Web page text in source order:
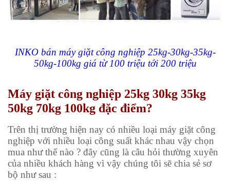
INKO bán máy giặt công nghiệp 25kg-30kg-35kg-
50kg-100kg giá từ 100 triệu tới 200 triệu
Máy giặt công nghiệp 25kg 30kg 35kg
50kg 70kg 100kg đặc điểm?
Trên thị trường hiện nay có nhiều loại máy giặt công
nghiệp với nhiều loại công suất khác nhau vậy chọn
mua như thế nào ? đây cũng là câu hỏi thường xuyên
của nhiều khách hàng vì vậy chúng tôi sẽ chia sẻ sơ
bộ như sau :